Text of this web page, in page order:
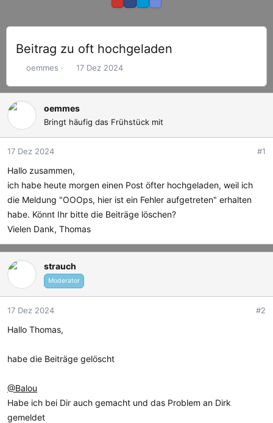
Beitrag zu oft hochgeladen
E
s
t
l
l
e
oemmes
E
s
l
l
17 Dez 2024
oemmes
Bringt häufig das Frühstück mit
17 Dez 2024 #1
Hallo zusammen,
ich habe heute morgen einen Post öfter hochgeladen, weil ich
die Meldung "OOOps, hier ist ein Fehler aufgetreten" erhalten
habe. Könnt Ihr bitte die Beiträge löschen?
Vielen Dank, Thomas
strauch
Moderator
17 Dez 2024 #2
Hallo Thomas,
habe die Beiträge gelöscht
@Balou
Habe ich bei Dir auch gemacht und das Problem an Dirk
gemeldet